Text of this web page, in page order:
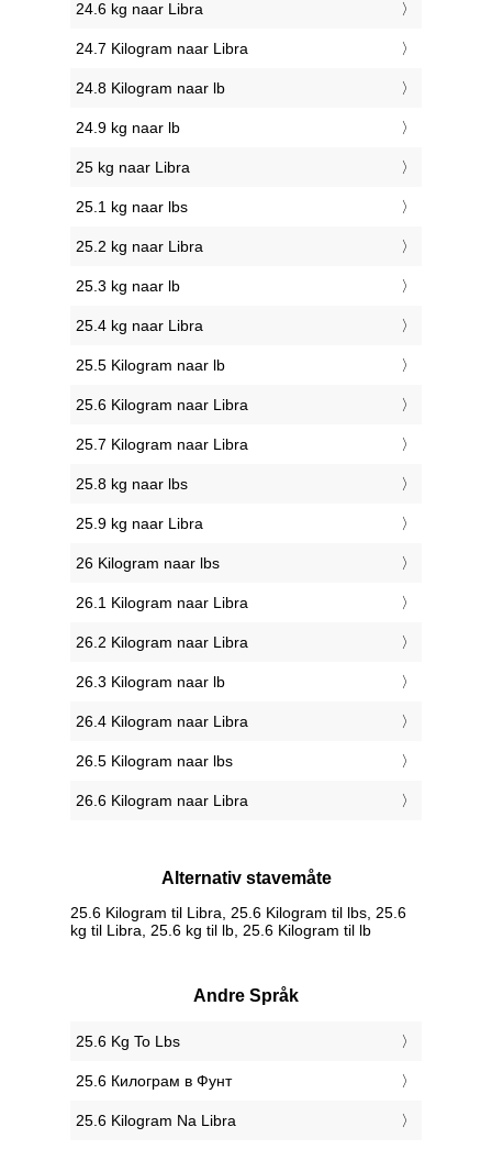
24.6 kg naar Libra
24.7 Kilogram naar Libra
24.8 Kilogram naar lb
24.9 kg naar lb
25 kg naar Libra
25.1 kg naar lbs
25.2 kg naar Libra
25.3 kg naar lb
25.4 kg naar Libra
25.5 Kilogram naar lb
25.6 Kilogram naar Libra
25.7 Kilogram naar Libra
25.8 kg naar lbs
25.9 kg naar Libra
26 Kilogram naar lbs
26.1 Kilogram naar Libra
26.2 Kilogram naar Libra
26.3 Kilogram naar lb
26.4 Kilogram naar Libra
26.5 Kilogram naar lbs
26.6 Kilogram naar Libra
Alternativ stavemåte
25.6 Kilogram til Libra, 25.6 Kilogram til lbs, 25.6
kg til Libra, 25.6 kg til lb, 25.6 Kilogram til lb
Andre Språk
‎25.6 Kg To Lbs
‎25.6 Килограм в Фунт
‎25.6 Kilogram Na Libra